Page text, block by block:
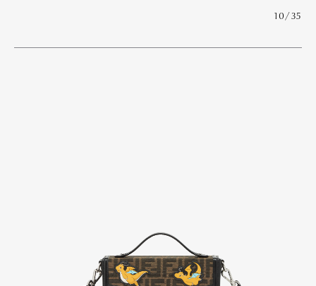
10/35